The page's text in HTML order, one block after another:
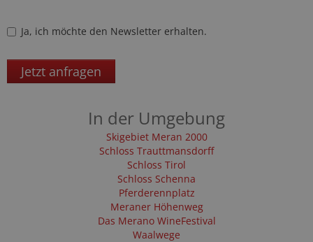
Ja, ich möchte den Newsletter erhalten.
Jetzt anfragen
In der Umgebung
Skigebiet Meran 2000
Schloss Trauttmansdorff
Schloss Tirol
Schloss Schenna
Pferderennplatz
Meraner Höhenweg
Das Merano WineFestival
Waalwege